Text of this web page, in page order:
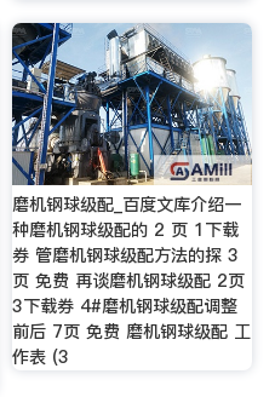
磨机钢球级配_百度文库介绍一
种磨机钢球级配的 2 页 1下载
券 管磨机钢球级配方法的探 3
页 免费 再谈磨机钢球级配 2页
3下载券 4#磨机钢球级配调整
前后 7页 免费 磨机钢球级配 工
作表 (3